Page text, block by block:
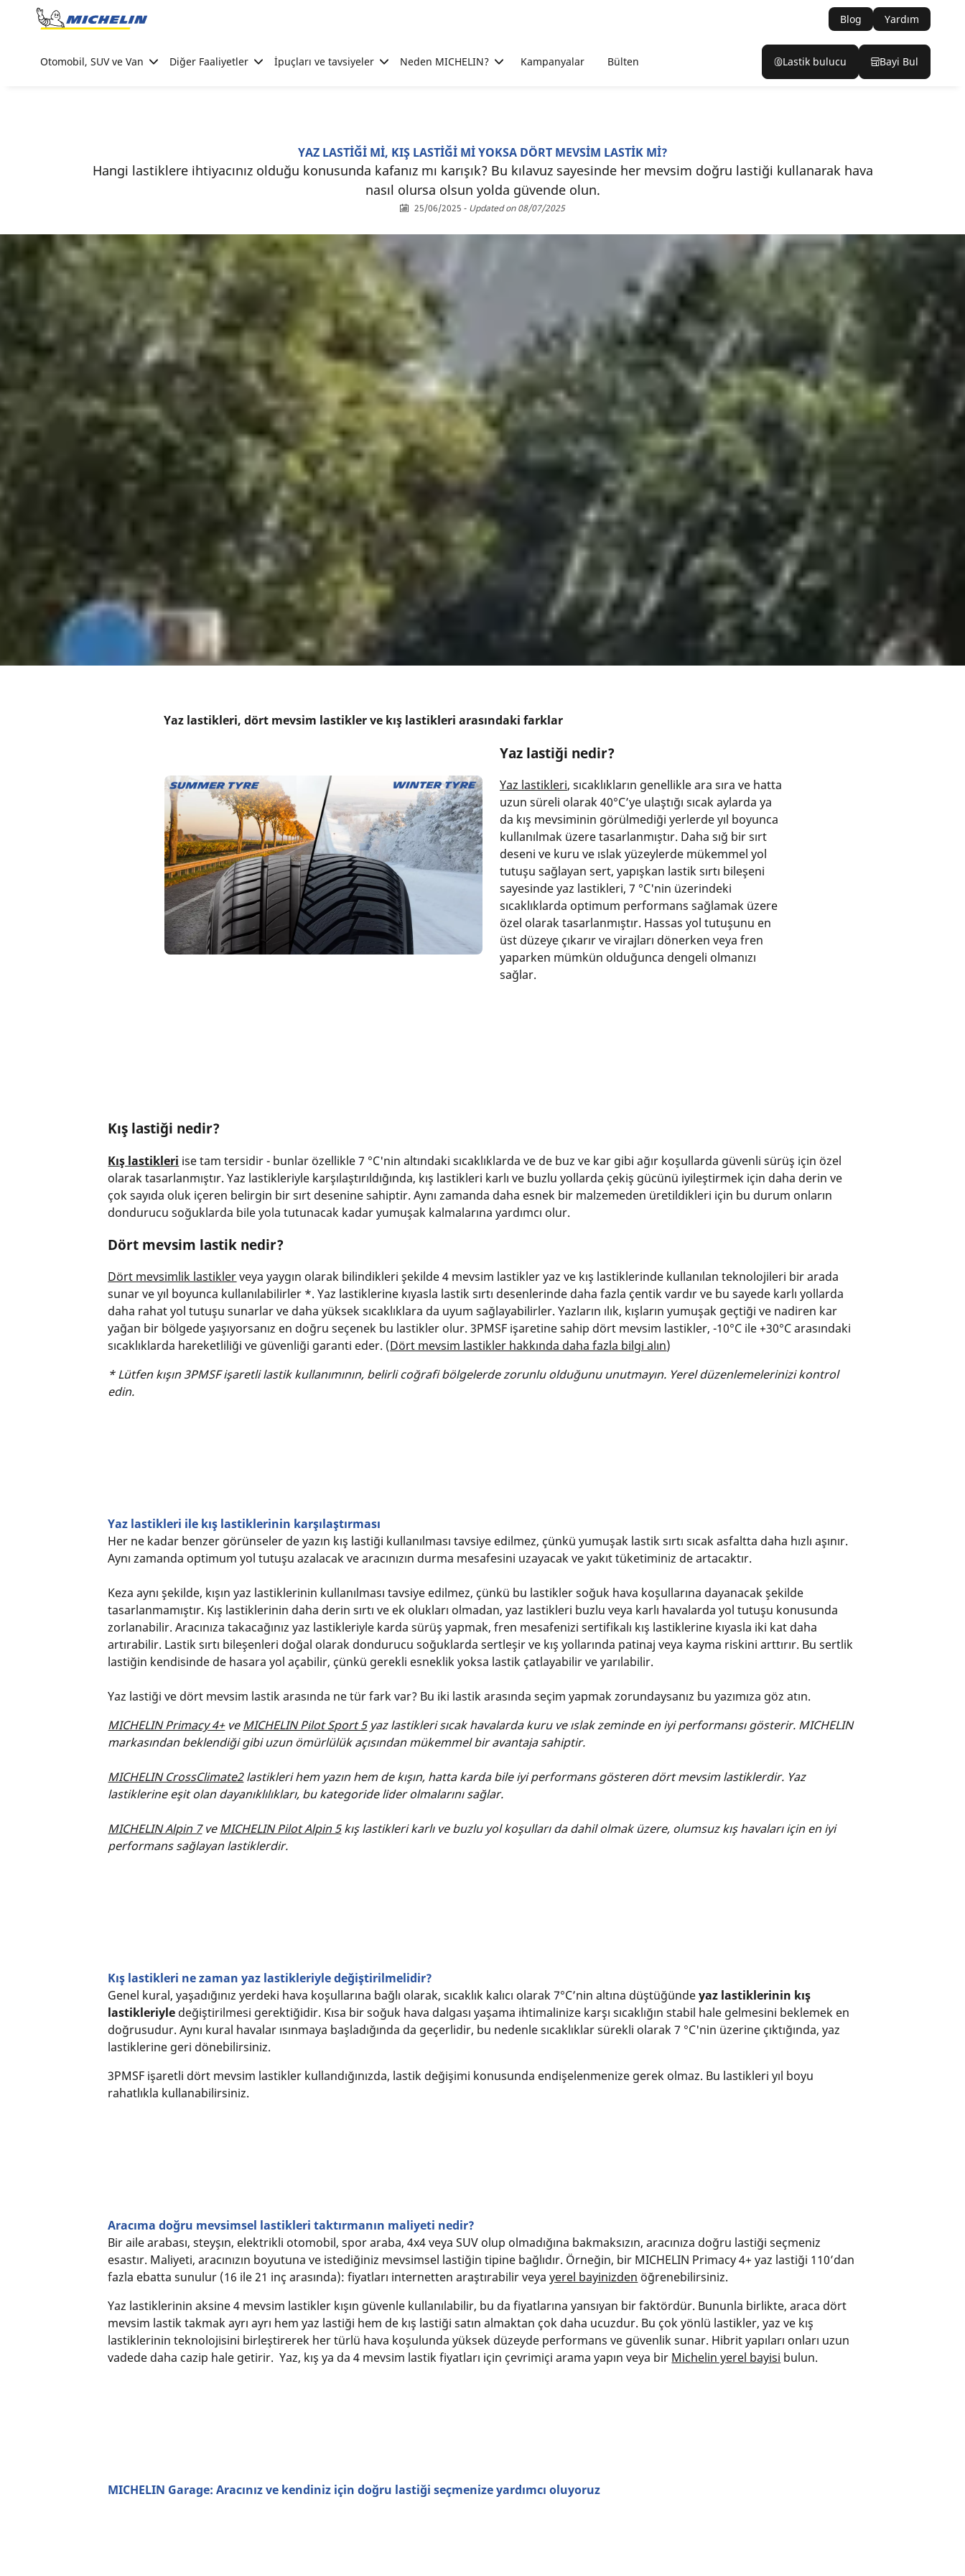
Go to page content
Blog Yardım
Otomobil, SUV ve Van Diğer Faaliyetler İpuçları ve tavsiyeler Neden MICHELIN? Kampanyalar Bülten Lastik bulucu Bayi Bul
YAZ LASTİĞİ Mİ, KIŞ LASTİĞİ Mİ YOKSA DÖRT MEVSİM LASTİK Mİ?
Hangi lastiklere ihtiyacınız olduğu konusunda kafanız mı karışık? Bu kılavuz sayesinde her mevsim doğru lastiği kullanarak hava
nasıl olursa olsun yolda güvende olun.
25/06/2025 - Updated on 08/07/2025
Yaz lastikleri, dört mevsim lastikler ve kış lastikleri arasındaki farklar
Yaz lastiği nedir?
Yaz lastikleri, sıcaklıkların genellikle ara sıra ve hatta
uzun süreli olarak 40°C’ye ulaştığı sıcak aylarda ya
da kış mevsiminin görülmediği yerlerde yıl boyunca
kullanılmak üzere tasarlanmıştır. Daha sığ bir sırt
deseni ve kuru ve ıslak yüzeylerde mükemmel yol
tutuşu sağlayan sert, yapışkan lastik sırtı bileşeni
sayesinde yaz lastikleri, 7 °C'nin üzerindeki
sıcaklıklarda optimum performans sağlamak üzere
özel olarak tasarlanmıştır. Hassas yol tutuşunu en
üst düzeye çıkarır ve virajları dönerken veya fren
yaparken mümkün olduğunca dengeli olmanızı
sağlar.
Kış lastiği nedir?
Kış lastikleri ise tam tersidir - bunlar özellikle 7 °C'nin altındaki sıcaklıklarda ve de buz ve kar gibi ağır koşullarda güvenli sürüş için özel
olarak tasarlanmıştır. Yaz lastikleriyle karşılaştırıldığında, kış lastikleri karlı ve buzlu yollarda çekiş gücünü iyileştirmek için daha derin ve
çok sayıda oluk içeren belirgin bir sırt desenine sahiptir. Aynı zamanda daha esnek bir malzemeden üretildikleri için bu durum onların
dondurucu soğuklarda bile yola tutunacak kadar yumuşak kalmalarına yardımcı olur.
Dört mevsim lastik nedir?
Dört mevsimlik lastiklerveya yaygın olarak bilindikleri şekilde 4 mevsim lastikler yaz ve kış lastiklerinde kullanılan teknolojileri bir arada
sunar ve yıl boyunca kullanılabilirler *. Yaz lastiklerine kıyasla lastik sırtı desenlerinde daha fazla çentik vardır ve bu sayede karlı yollarda
daha rahat yol tutuşu sunarlar ve daha yüksek sıcaklıklara da uyum sağlayabilirler. Yazların ılık, kışların yumuşak geçtiği ve nadiren kar
yağan bir bölgede yaşıyorsanız en doğru seçenek bu lastikler olur. 3PMSF işaretine sahip dört mevsim lastikler, -10°C ile +30°C arasındaki
sıcaklıklarda hareketliliği ve güvenliği garanti eder. (Dört mevsim lastikler hakkında daha fazla bilgi alın)
* Lütfen kışın 3PMSF işaretli lastik kullanımının, belirli coğrafi bölgelerde zorunlu olduğunu unutmayın. Yerel düzenlemelerinizi kontrol
edin.
Yaz lastikleri ile kış lastiklerinin karşılaştırması
Her ne kadar benzer görünseler de yazın kış lastiği kullanılması tavsiye edilmez, çünkü yumuşak lastik sırtı sıcak asfaltta daha hızlı aşınır.
Aynı zamanda optimum yol tutuşu azalacak ve aracınızın durma mesafesini uzayacak ve yakıt tüketiminiz de artacaktır.
Keza aynı şekilde, kışın yaz lastiklerinin kullanılması tavsiye edilmez, çünkü bu lastikler soğuk hava koşullarına dayanacak şekilde
tasarlanmamıştır. Kış lastiklerinin daha derin sırtı ve ek olukları olmadan, yaz lastikleri buzlu veya karlı havalarda yol tutuşu konusunda
zorlanabilir. Aracınıza takacağınız yaz lastikleriyle karda sürüş yapmak, fren mesafenizi sertifikalı kış lastiklerine kıyasla iki kat daha
artırabilir. Lastik sırtı bileşenleri doğal olarak dondurucu soğuklarda sertleşir ve kış yollarında patinaj veya kayma riskini arttırır. Bu sertlik
lastiğin kendisinde de hasara yol açabilir, çünkü gerekli esneklik yoksa lastik çatlayabilir ve yarılabilir.
Yaz lastiği ve dört mevsim lastik arasında ne tür fark var? Bu iki lastik arasında seçim yapmak zorundaysanız bu yazımıza göz atın.
MICHELIN Primacy 4+veMICHELIN Pilot Sport 5yaz lastikleri sıcak havalarda kuru ve ıslak zeminde en iyi performansı gösterir. MICHELIN
markasından beklendiği gibi uzun ömürlülük açısından mükemmel bir avantaja sahiptir.
MICHELIN CrossClimate2lastikleri hem yazın hem de kışın, hatta karda bile iyi performans gösteren dört mevsim lastiklerdir. Yaz
lastiklerine eşit olan dayanıklılıkları, bu kategoride lider olmalarını sağlar.
MICHELIN Alpin 7veMICHELIN Pilot Alpin 5kış lastikleri karlı ve buzlu yol koşulları da dahil olmak üzere, olumsuz kış havaları için en iyi
performans sağlayan lastiklerdir.
Kış lastikleri ne zaman yaz lastikleriyle değiştirilmelidir?
Genel kural, yaşadığınız yerdeki hava koşullarına bağlı olarak, sıcaklık kalıcı olarak 7°C’nin altına düştüğündeyaz lastiklerinin kış
lastikleriyle değiştirilmesi gerektiğidir. Kısa bir soğuk hava dalgası yaşama ihtimalinize karşı sıcaklığın stabil hale gelmesini beklemek en
doğrusudur. Aynı kural havalar ısınmaya başladığında da geçerlidir, bu nedenle sıcaklıklar sürekli olarak 7 °C'nin üzerine çıktığında, yaz
lastiklerine geri dönebilirsiniz.
3PMSF işaretli dört mevsim lastikler kullandığınızda, lastik değişimi konusunda endişelenmenize gerek olmaz. Bu lastikleri yıl boyu
rahatlıkla kullanabilirsiniz.
Aracıma doğru mevsimsel lastikleri taktırmanın maliyeti nedir?
Bir aile arabası, steyşın, elektrikli otomobil, spor araba, 4x4 veya SUV olup olmadığına bakmaksızın, aracınıza doğru lastiği seçmeniz
esastır. Maliyeti, aracınızın boyutuna ve istediğiniz mevsimsel lastiğin tipine bağlıdır. Örneğin, bir MICHELIN Primacy 4+ yaz lastiği 110’dan
fazla ebatta sunulur (16 ile 21 inç arasında): fiyatları internetten araştırabilir veyayerel bayinizden öğrenebilirsiniz.
Yaz lastiklerinin aksine 4 mevsim lastikler kışın güvenle kullanılabilir, bu da fiyatlarına yansıyan bir faktördür. Bununla birlikte, araca dört
mevsim lastik takmak ayrı ayrı hem yaz lastiği hem de kış lastiği satın almaktan çok daha ucuzdur. Bu çok yönlü lastikler, yaz ve kış
lastiklerinin teknolojisini birleştirerek her türlü hava koşulunda yüksek düzeyde performans ve güvenlik sunar. Hibrit yapıları onları uzun
vadede daha cazip hale getirir. Yaz, kış ya da 4 mevsim lastik fiyatları için çevrimiçi arama yapın veya bir Michelin yerel bayisi bulun.
MICHELIN Garage: Aracınız ve kendiniz için doğru lastiği seçmenize yardımcı oluyoruz